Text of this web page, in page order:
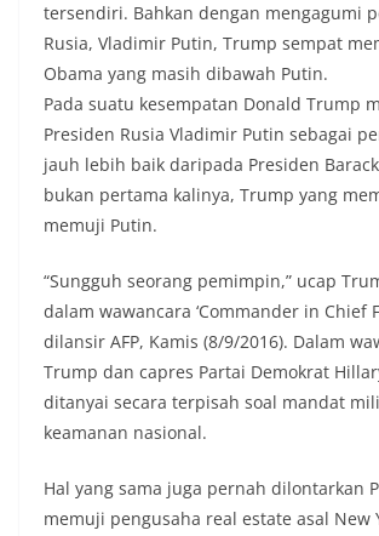
tersendiri. Bahkan dengan mengagumi
Rusia, Vladimir Putin, Trump sempat
Obama yang masih dibawah Putin.
Pada suatu kesempatan Donald Trump
Presiden Rusia Vladimir Putin sebagai
jauh lebih baik daripada Presiden
bukan pertama kalinya, Trump yang
memuji Putin.
“Sungguh seorang pemimpin,” ucap
dalam wawancara ‘Commander in Chief
dilansir AFP, Kamis (8/9/2016). Dalam
Trump dan capres Partai Demokrat
ditanyai secara terpisah soal mandat
keamanan nasional.
Hal yang sama juga pernah dilontarkan
memuji pengusaha real estate asal New